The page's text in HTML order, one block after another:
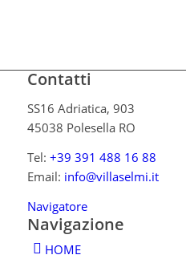
Contatti
SS16 Adriatica, 903
45038 Polesella RO
Tel: +39 391 488 16 88
Email: info@villaselmi.it
Navigatore
Navigazione
HOME